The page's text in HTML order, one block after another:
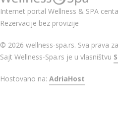
Internet portal Wellness & SPA
Rezervacije bez provizije
© 2026 wellness-spa.rs. Sva prava
Sajt Wellness-Spa.rs je u vlasništvu
Hostovano na: AdriaHost